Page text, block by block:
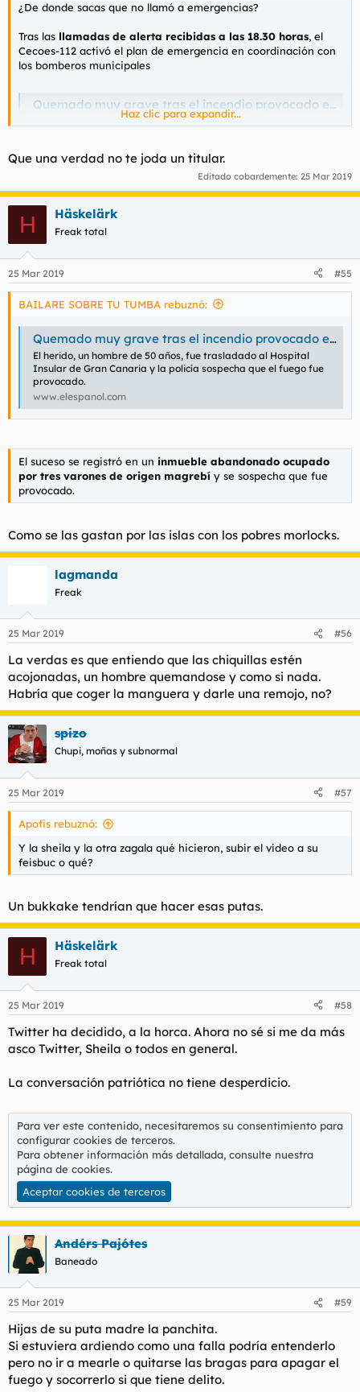
¿De donde sacas que no llamó a emergencias?
Tras las llamadas de alerta recibidas a las 18.30 horas, el
Cecoes-112 activó el plan de emergencia en coordinación con
los bomberos municipales
Quemado muy grave tras el incendio provocado en la casa que ocupaban tres magrebíes en Canarias
El herido, un hombre de 50 años, fue trasladado al Hospital
www.elespanol.com
Haz clic para expandir...
Que una verdad no te joda un titular.
Editado cobardemente: 25 Mar 2019
H Häskelärk
Freak total
25 Mar 2019 #55
BAILARE SOBRE TU TUMBA rebuznó:
Quemado muy grave tras el incendio provocado en la casa que ocupaban tres magrebíes en Canarias
El herido, un hombre de 50 años, fue trasladado al Hospital
Insular de Gran Canaria y la policía sospecha que el fuego fue
provocado.
www.elespanol.com
El suceso se registró en un inmueble abandonado ocupado
por tres varones de origen magrebí y se sospecha que fue
provocado.
Como se las gastan por las islas con los pobres morlocks.
lagmanda
Freak
25 Mar 2019 #56
La verdas es que entiendo que las chiquillas estén
acojonadas, un hombre quemandose y como si nada.
Habría que coger la manguera y darle una remojo, no?
spizo
Chupi, moñas y subnormal
25 Mar 2019 #57
Apofis rebuznó:
Y la sheila y la otra zagala qué hicieron, subir el video a su
feisbuc o qué?
Un bukkake tendrían que hacer esas putas.
H Häskelärk
Freak total
25 Mar 2019 #58
Twitter ha decidido, a la horca. Ahora no sé si me da más
asco Twitter, Sheila o todos en general.
La conversación patriótica no tiene desperdicio.
Para ver este contenido, necesitaremos su consentimiento para
configurar cookies de terceros.
Para obtener información más detallada, consulte nuestra
página de cookies.
Aceptar cookies de terceros
Andérs Pajótes
Baneado
25 Mar 2019 #59
Hijas de su puta madre la panchita.
Si estuviera ardiendo como una falla podría entenderlo
pero no ir a mearle o quitarse las bragas para apagar el
fuego y socorrerlo si que tiene delito.